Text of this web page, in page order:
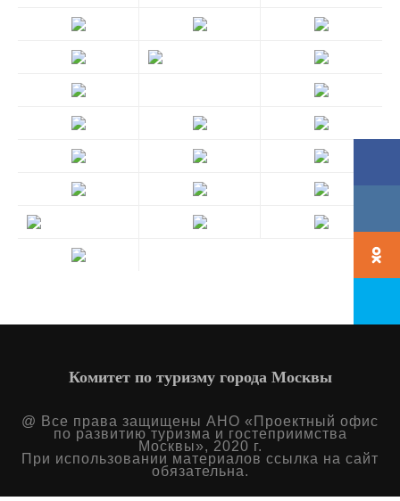
Комитет по туризму города Москвы
@ Все права защищены АНО «Проектный офис
по развитию туризма и гостеприимства
Москвы», 2020 г.
При использовании материалов ссылка на сайт
обязательна.